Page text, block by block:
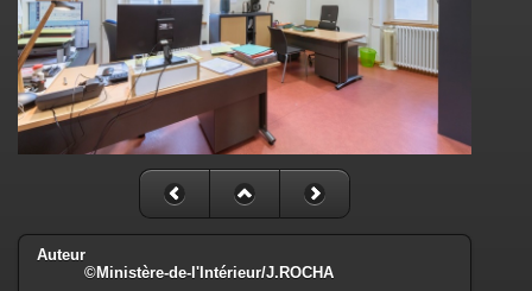
Auteur
©Ministère-de-l'Intérieur/J.ROCHA